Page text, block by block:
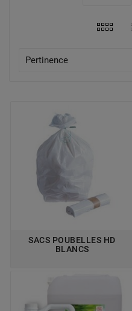
MATERIELS
Pertinence
SACS POUBELLES HD
BLANCS